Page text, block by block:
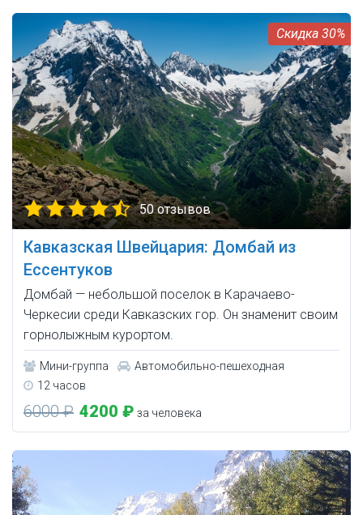
30%
50 отзывов
Кавказская Швейцария: Домбай из
Ессентуков
Домбай — небольшой поселок в Карачаево-
Черкесии среди Кавказских гор. Он знаменит своим
горнолыжным курортом.
Мини-группа
Автомобильно-пешеходная
12 часов
6000 ₽ 4200 ₽ за человека